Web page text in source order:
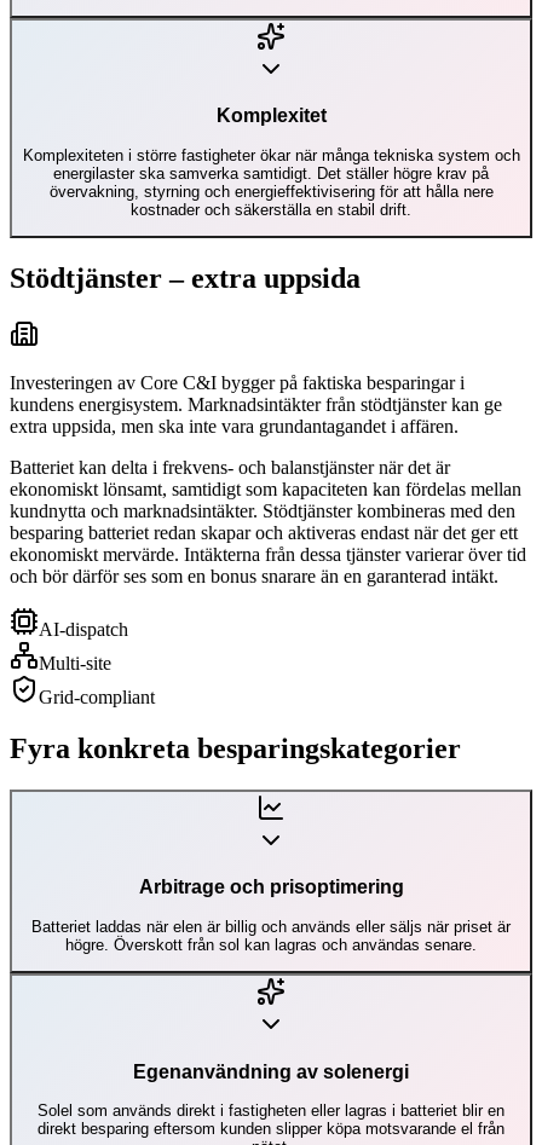
Komplexitet
Komplexiteten i större fastigheter ökar när många tekniska system och
energilaster ska samverka samtidigt. Det ställer högre krav på
övervakning, styrning och energieffektivisering för att hålla nere
kostnader och säkerställa en stabil drift.
Stödtjänster – extra uppsida
Investeringen av Core C&I bygger på faktiska besparingar i
kundens energisystem. Marknadsintäkter från stödtjänster kan ge
extra uppsida, men ska inte vara grundantagandet i affären.
Batteriet kan delta i frekvens- och balanstjänster när det är
ekonomiskt lönsamt, samtidigt som kapaciteten kan fördelas mellan
kundnytta och marknadsintäkter. Stödtjänster kombineras med den
besparing batteriet redan skapar och aktiveras endast när det ger ett
ekonomiskt mervärde. Intäkterna från dessa tjänster varierar över tid
och bör därför ses som en bonus snarare än en garanterad intäkt.
AI-dispatch
Multi-site
Grid-compliant
Fyra konkreta besparingskategorier
Arbitrage och prisoptimering
Batteriet laddas när elen är billig och används eller säljs när priset är
högre. Överskott från sol kan lagras och användas senare.
Egenanvändning av solenergi
Solel som används direkt i fastigheten eller lagras i batteriet blir en
direkt besparing eftersom kunden slipper köpa motsvarande el från